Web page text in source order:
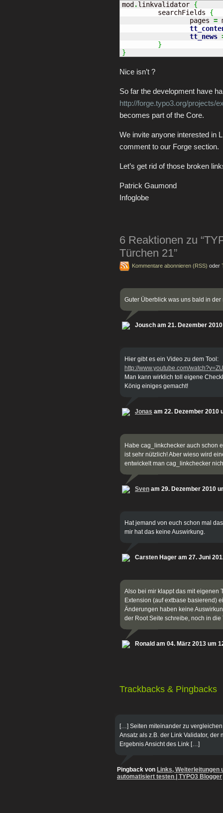
mod .linkvalidator {
searchFields {
pages =
tt_news
}
}
Nice isn’t ?
So far the development have
http://forge.typo3.org/projects/
becomes part of the Core.
We invite anyone interested in
comment to our Forge section.
Let’s get rid of those broken
Patrick Gaumond
Infoglobe
6 Reaktionen zu
Türchen 21”
Kommentare abonnieren (RSS) oder
Guter Überblick was uns bald in
Jousch am 21. Dezember
Hier gibt es ein Video zu dem Tool:
http://www.youtube.com/
Man kann wirklich toll eigene
König einiges gemacht!
Jonas am 22. Dezember 2010
Habe cag_linkchecker auch schon
ist sehr nützlich! Aber wieso wird
entwickelt man cag_linkchecker
Sven am 29. Dezember 2010
Hat jemand von euch schon mal
mir hat das keine Auswirkung.
Carsten Hager am 27. Juni
Also bei mir klappt das mit eigenen
Extension (auf extbase basierend)
Änderungen haben keine
der Root Seite schreibe, noch in die
Ronald am 04. März 2013 um
Trackbacks & Pingbacks
[…] Seiten miteinander zu
Ansatz als z.B. der Link Validator, der
Ergebnis Ansicht des Link […]
Pingback von Links, Weiterleitungen
automatisiert testen | TYPO3 Blogger